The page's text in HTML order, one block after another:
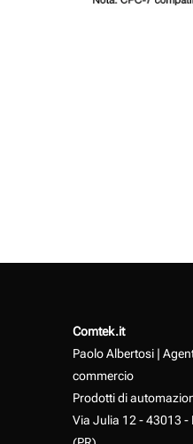
Comtek.it
Paolo Albertosi |
commercio
Prodotti di
Via Julia 12 - 43013 -